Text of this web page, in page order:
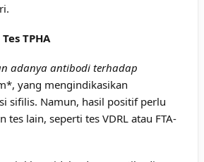
TPHA
adanya antibodi terhadap
yang mengindikasikan
sifilis. Namun, hasil positif perlu
lain, seperti tes VDRL atau FTA-